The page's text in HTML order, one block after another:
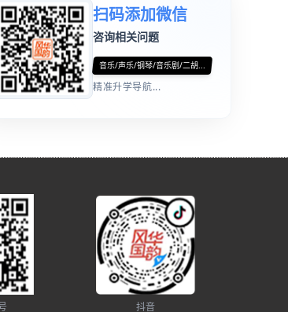
扫码添加微信
咨询相关问题
音乐/声乐/钢琴/音乐剧/二胡...
精准升学导航...
抖音